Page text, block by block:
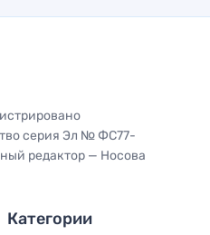
серия Эл № ФС77-
редактор — Носова
Категории